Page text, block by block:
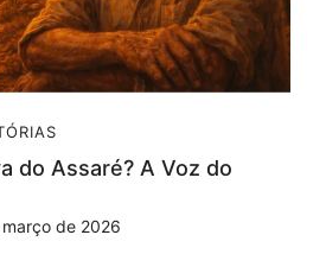
do Assaré? A Voz do
de 2026